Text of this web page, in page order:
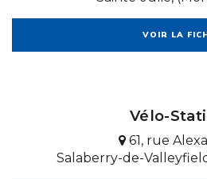
VOIR LA
Vélo-
61, rue
Salaberry-de-